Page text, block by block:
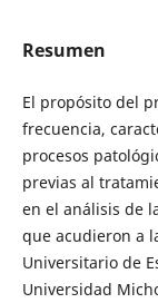
Resumen
El propósito del
frecuencia,
procesos
previas al
en el análisis de
que acudieron a
Universitario de
Universidad